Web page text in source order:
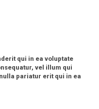
qui in ea voluptate
vel illum qui
pariatur erit qui in ea